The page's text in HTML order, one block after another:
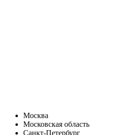
Москва
Московская область
Санкт-Петербург